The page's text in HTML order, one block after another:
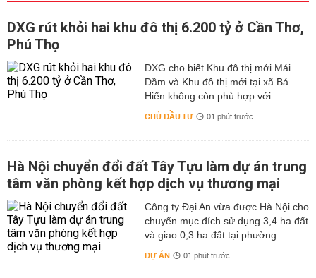
DXG rút khỏi hai khu đô thị 6.200 tỷ ở Cần Thơ,
Phú Thọ
DXG cho biết Khu đô thị mới Mái
Dầm và Khu đô thị mới tại xã Bá
Hiến không còn phù hợp với...
CHỦ ĐẦU TƯ 01 phút trước
Hà Nội chuyển đổi đất Tây Tựu làm dự án trung
tâm văn phòng kết hợp dịch vụ thương mại
Công ty Đại An vừa được Hà Nội cho
chuyển mục đích sử dụng 3,4 ha đất
và giao 0,3 ha đất tại phường...
DỰ ÁN 01 phút trước